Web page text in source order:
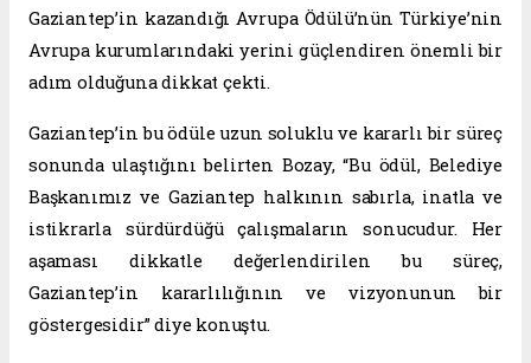
Gaziantep’in kazandığı Avrupa Ödülü’nün Türkiye’nin
Avrupa kurumlarındaki yerini güçlendiren önemli bir
adım olduğuna dikkat çekti.
Gaziantep’in bu ödüle uzun soluklu ve kararlı bir süreç
sonunda ulaştığını belirten Bozay, “Bu ödül, Belediye
Başkanımız ve Gaziantep halkının sabırla, inatla ve
istikrarla sürdürdüğü çalışmaların sonucudur. Her
aşaması dikkatle değerlendirilen bu süreç,
Gaziantep’in kararlılığının ve vizyonunun bir
göstergesidir” diye konuştu.